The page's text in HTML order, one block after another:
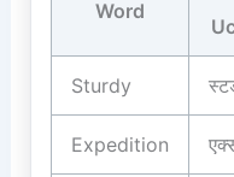
Word
Sturdy
Expedition